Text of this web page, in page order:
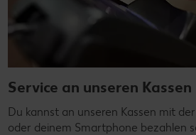
Service an unseren Kassen
Du kannst an unseren Kassen mit
oder deinem Smartphone bezahlen